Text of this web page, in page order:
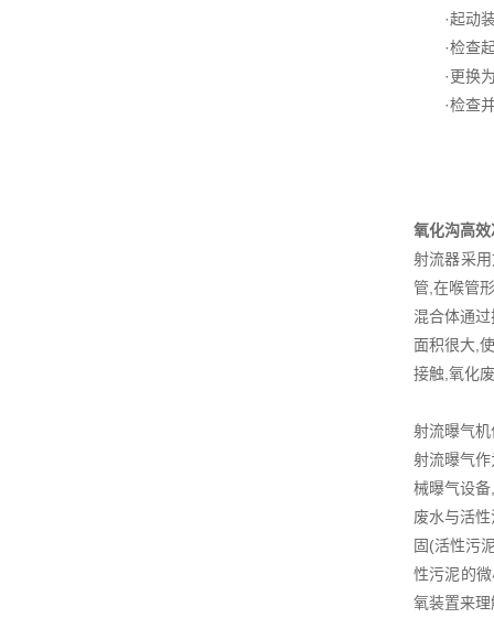
·起动装
·检查起
·更换为
·检查并
氧化沟高
射流器采
管,在喉管
混合体通
面积很大,
接触,氧化
射流曝气
射流曝气
械曝气设
废水与活
固(活性污
性污泥的
氧装置来